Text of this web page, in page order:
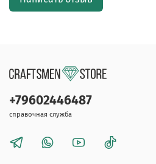
+79602446487
справочная служба